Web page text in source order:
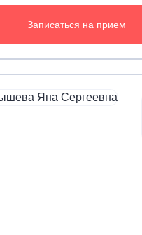
Записаться на прием